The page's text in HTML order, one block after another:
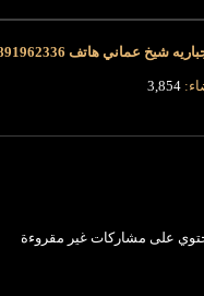
0096891962336 وعلاج السحر والمس
3,854
على مشاركات غير مقروءة